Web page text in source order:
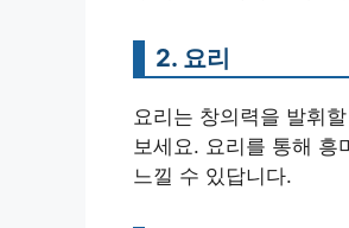
2. 요리
요리는 창의력을 발휘
보세요. 요리를 통해 흥
느낄 수 있답니다.